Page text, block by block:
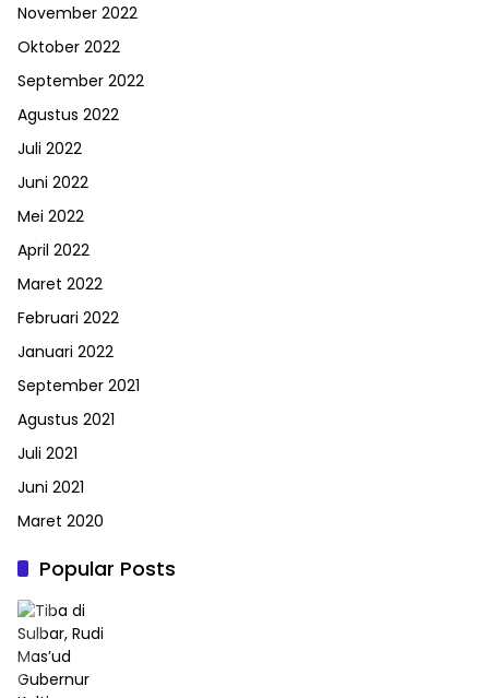
November 2022
Oktober 2022
September 2022
Agustus 2022
Juli 2022
Juni 2022
Mei 2022
April 2022
Maret 2022
Februari 2022
Januari 2022
September 2021
Agustus 2021
Juli 2021
Juni 2021
Maret 2020
Popular Posts